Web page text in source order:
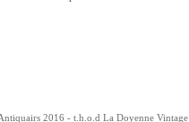
2016 - t.h.o.d La Doyenne Vintage